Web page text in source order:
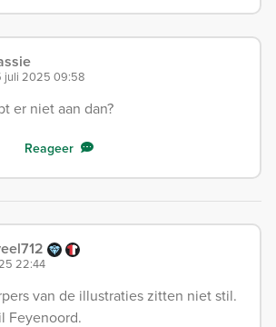
juli 2025 09:58
er niet aan dan?
Reageer
22:44
van de illustraties zitten niet stil.
Feyenoord.